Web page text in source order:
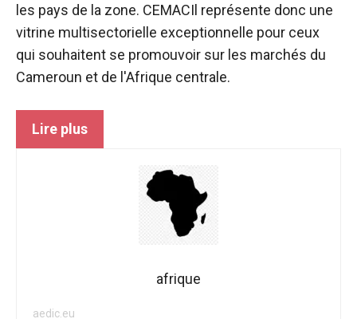
les pays de la zone. CEMACIl représente donc une
vitrine multisectorielle exceptionnelle pour ceux
qui souhaitent se promouvoir sur les marchés du
Cameroun et de l'Afrique centrale.
Lire plus
afrique
aedic.eu